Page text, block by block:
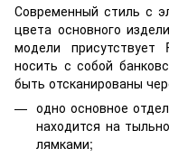
Современный стиль с
цвета основного
модели присутствует
носить с собой
быть отсканированы
одно основное
находится на
лямками;